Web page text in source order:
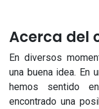
Acerca del
En diversos
una buena idea. En
hemos sentido
encontrado una